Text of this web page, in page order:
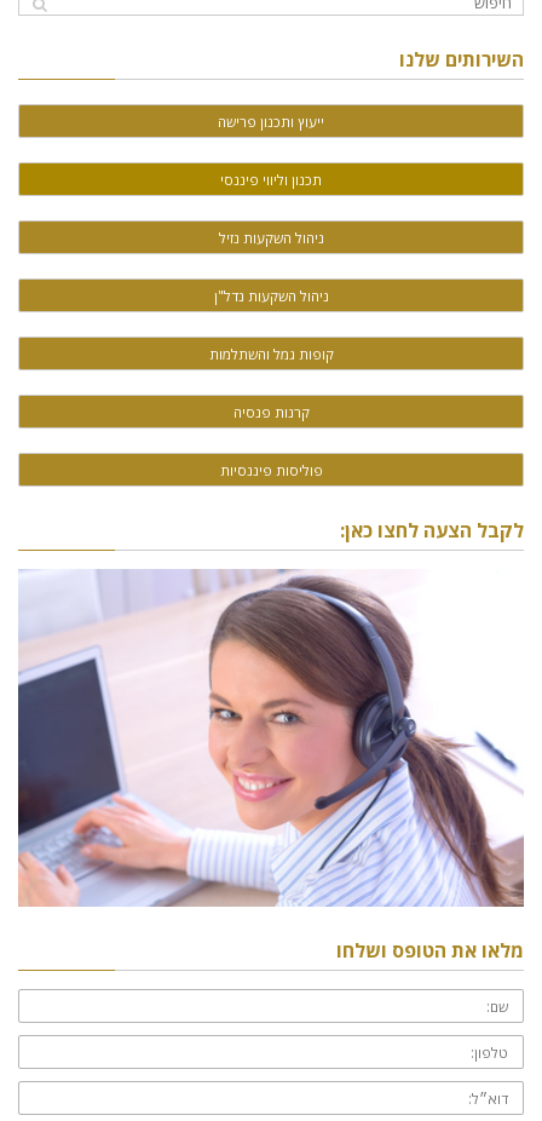
השירותים שלנו
ייעוץ ותכנון פרישה
תכנון וליווי פיננסי
ניהול השקעות נזיל
ניהול השקעות נדל"ן
קופות גמל והשתלמות
קרנות פנסיה
פוליסות פיננסיות
לקבל הצעה לחצו כאן:
מלאו את הטופס ושלחו
שם:
טלפון:
דוא״ל: